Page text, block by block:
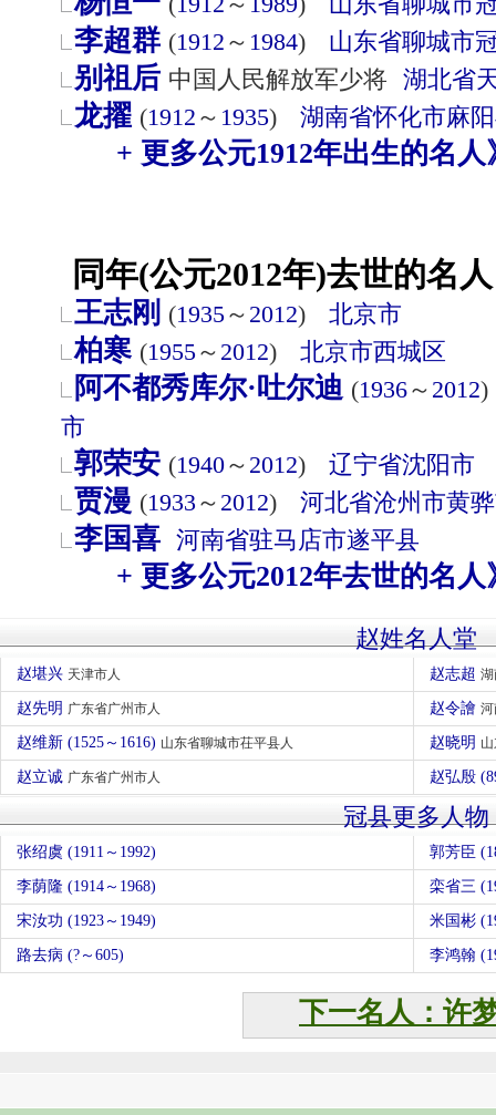
李超群 (1912 ～ 1984) 山东省聊城市
别祖后 中国人民解放军少将 湖北省
龙擢 (1912 ～ 1935) 湖南省怀化市麻
+ 更多公元1912年出生的名人
同年(公元2012年)去世的名
王志刚 (1935～ 2012) 北京市
柏寒 (1955～ 2012) 北京市西城区
阿不都秀库尔·吐尔迪 (1936～ 2012)
市
郭荣安 (1940～ 2012) 辽宁省沈阳市
贾漫 (1933 ～ 2012) 河北省沧州市黄
李国喜 河南省驻马店市遂平县
+ 更多公元2012年去世的名人
赵姓名人堂
赵堪兴 天津市人 赵志超
赵先明 广东省广州市人 赵令譮
赵维新 (1525～1616) 山东省聊城市茌平县人 赵晓明
赵立诚 广东省广州市人 赵弘殷
冠县更多人物
张绍虞 (1911～1992) 郭芳臣
李荫隆 (1914～1968) 栾省三
宋汝功 (1923～1949) 米国彬
路去病 (?～605) 李鸿翰
下一名人：许